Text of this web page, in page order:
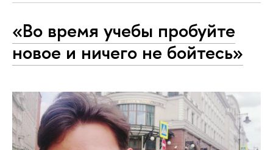
«Во время учебы пробуйте
новое и ничего не бойтесь»